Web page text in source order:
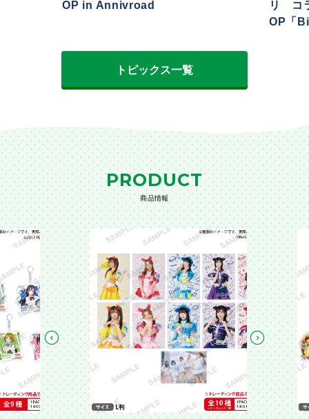
OP in Annivroad
リ コ
OP「
トピックス一覧
PRODUCT
商品情報